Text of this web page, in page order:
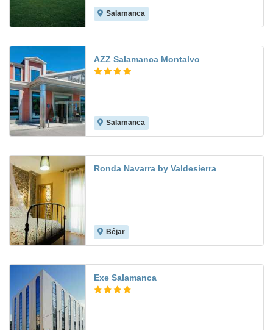
Salamanca
AZZ Salamanca Montalvo
Salamanca
Ronda Navarra by Valdesierra
Béjar
Exe Salamanca